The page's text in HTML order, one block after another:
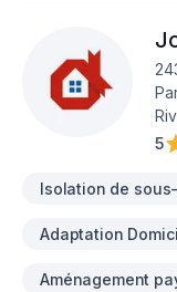
project with
attention to details,
the job.
5
Isolation de
Adaptation
Aménagement